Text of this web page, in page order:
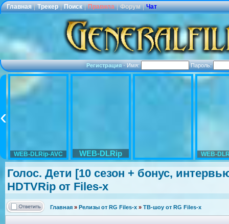
Главная | Трекер | Поиск | Правила | Форум | Чат
Регистрация·Имя: Пароль:
WEB-DLRip-AVC WEB-DLRip WEB-
Голос. Дети [10 сезон + бонус,
HDTVRip от Files-x
Главная » Релизы от RG Files-x » ТВ-шоу от RG Files-x